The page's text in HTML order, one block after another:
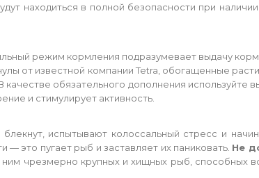
находиться в полной безопасности при
режим кормления подразумевает выдачу
от известной компании Tetra, обогащенные
обязательного дополнения используйте
и стимулирует активность.
испытывают колоссальный стресс и
это пугает рыб и заставляет их паниковать. Не
ним чрезмерно крупных и хищных рыб, способных